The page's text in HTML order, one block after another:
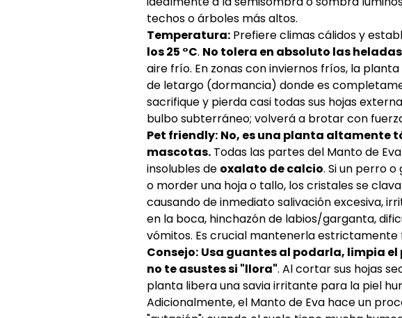
techos o árboles más altos.
Temperatura: Prefiere climas cálidos y
los 25 °C. No tolera en absoluto las heladas
aire frío. En zonas con inviernos fríos, la
de letargo (dormancia) donde es
sacrifique y pierda casi todas sus hojas
bulbo subterráneo; volverá a brotar con
Pet friendly: No, es una planta altamente
mascotas. Todas las partes del Manto de
insolubles de oxalato de calcio. Si un perro
o morder una hoja o tallo, los cristales se
causando de inmediato salivación excesiva,
en la boca, hinchazón de labios/garganta,
vómitos. Es crucial mantenerla estrictamente
Consejo: Usa guantes al podarla, limpia el
no te asustes si "llora". Al cortar sus hojas
planta libera una savia irritante para la piel
Adicionalmente, el Manto de Eva hace un